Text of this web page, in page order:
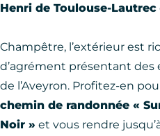
Henri de Toulouse-Lautrec
Champêtre, l’extérieur est
d’agrément présentant des
de l’Aveyron. Profitez-en
chemin de randonnée «
Noir » et vous rendre